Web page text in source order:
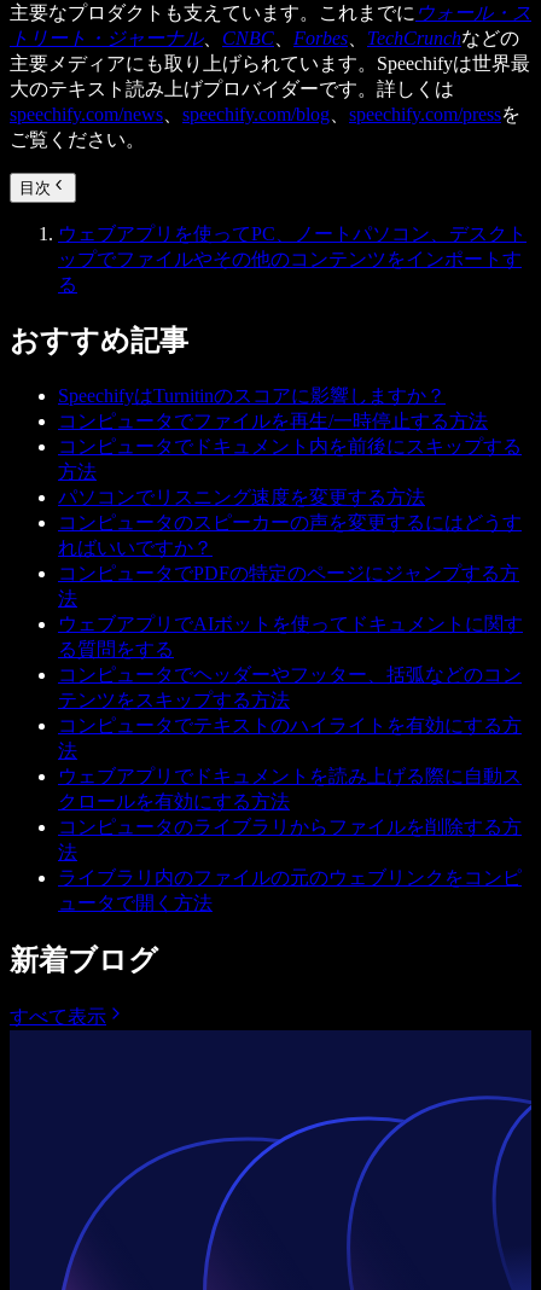
主要なプロダクトも支えています。これまでに ウォール・ス
トリート・ジャーナル、 CNBC Forbes TechCrunchなどの
主要メディアにも取り上げられています。Speechifyは世界最
大のテキスト読み上げプロバイダーです。詳しくは
speechify.com/news
speechify.com/blog speechify.com/pressを
ご覧ください。
目次
ウェブアプリを使ってPC、ノートパソコン、デスクト
ップでファイルやその他のコンテンツをインポートす
る
おすすめ記事
SpeechifyはTurnitinのスコアに影響しますか？
コンピュータでファイルを再生/一時停止する方法
コンピュータでドキュメント内を前後にスキップする
方法
パソコンでリスニング速度を変更する方法
コンピュータのスピーカーの声を変更するにはどうす
ればいいですか？
コンピュータでPDFの特定のページにジャンプする方
法
ウェブアプリでAIボットを使ってドキュメントに関す
る質問をする
コンピュータでヘッダーやフッター、括弧などのコン
テンツをスキップする方法
コンピュータでテキストのハイライトを有効にする方
法
ウェブアプリでドキュメントを読み上げる際に自動ス
クロールを有効にする方法
コンピュータのライブラリからファイルを削除する方
法
ライブラリ内のファイルの元のウェブリンクをコンピ
ュータで開く方法
新着ブログ
すべて表示